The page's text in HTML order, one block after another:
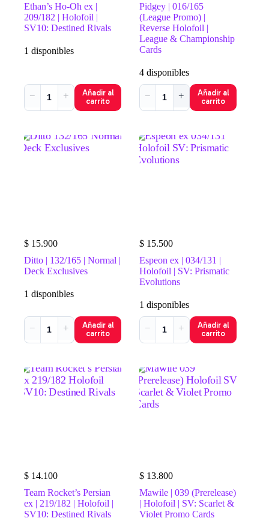
Ethan’s Ho-Oh ex |
209/182 | Holofoil |
SV10: Destined Rivals
1 disponibles
− +
Añadir al
carrito
Pidgey | 016/165
(League Promo) |
Reverse Holofoil |
League & Championship
Cards
4 disponibles
− +
Añadir al
carrito
$ 15.900
Ditto | 132/165 | Normal |
Deck Exclusives
1 disponibles
− +
Añadir al
carrito
$ 15.500
Espeon ex | 034/131 |
Holofoil | SV: Prismatic
Evolutions
1 disponibles
− +
Añadir al
carrito
$ 14.100
Team Rocket’s Persian
ex | 219/182 | Holofoil |
SV10: Destined Rivals
$ 13.800
Mawile | 039 (Prerelease)
| Holofoil | SV: Scarlet &
Violet Promo Cards